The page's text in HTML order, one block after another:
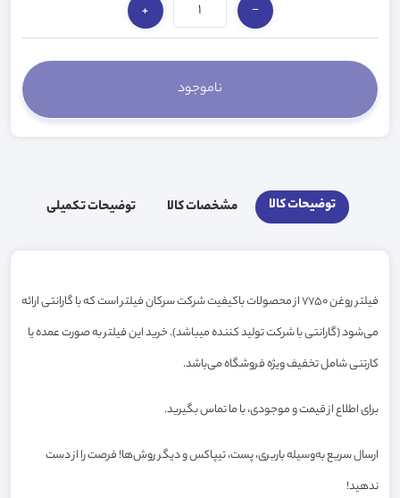
−
+
توضیحات کالا مشخصات کالا توضیحات تکمیلی
فیلتر روغن 7750 از محصولات باکیفیت شرکت سرکان فیلتر است که با گارانتی ارائه
می‌شود (گارانتی با شرکت تولید کننده میباشد). خرید این فیلتر به صورت عمده یا
کارتنی شامل تخفیف ویژه فروشگاه می‌باشد.
برای اطلاع از قیمت و موجودی، با ما تماس بگیرید.
ارسال سریع به‌وسیله باربری، پست، تیپاکس و دیگر روش‌ها! فرصت را از دست
ندهید!